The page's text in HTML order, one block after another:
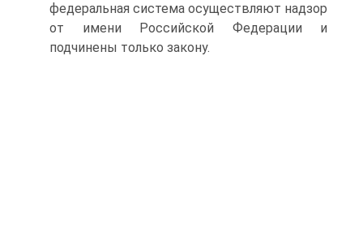
федеральная система осуществляют надзор
от имени Российской Федерации и
подчинены только закону.